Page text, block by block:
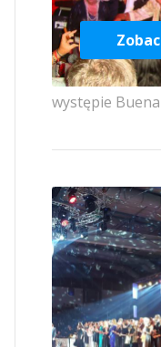
występie